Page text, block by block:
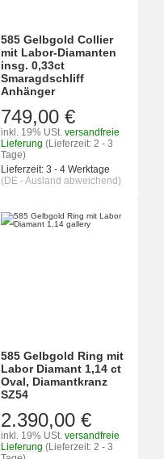
585 Gelbgold Collier
mit Labor-Diamanten
insg. 0,33ct
Smaragdschliff
Anhänger
749,00 €
inkl. 19% USt. versandfreie
Lieferung (Lieferzeit: 2 - 3
Tage)
Lieferzeit: 3 - 4 Werktage
(DE - Ausland abweichend)
585 Gelbgold Ring mit
Labor Diamant 1,14 ct
Oval, Diamantkranz
SZ54
2.390,00 €
inkl. 19% USt. versandfreie
Lieferung (Lieferzeit: 2 - 3